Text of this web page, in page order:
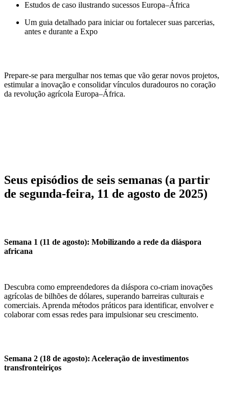
Estudos de caso ilustrando sucessos Europa–África
Um guia detalhado para iniciar ou fortalecer suas parcerias,
antes e durante a Expo
Prepare-se para mergulhar nos temas que vão gerar novos projetos,
estimular a inovação e consolidar vínculos duradouros no coração
da revolução agrícola Europa–África.
Seus episódios de seis semanas (a partir
de segunda-feira, 11 de agosto de 2025)
Semana 1 (11 de agosto): Mobilizando a rede da diáspora
africana
Descubra como empreendedores da diáspora co-criam inovações
agrícolas de bilhões de dólares, superando barreiras culturais e
comerciais. Aprenda métodos práticos para identificar, envolver e
colaborar com essas redes para impulsionar seu crescimento.
Semana 2 (18 de agosto): Aceleração de investimentos
transfronteiriços